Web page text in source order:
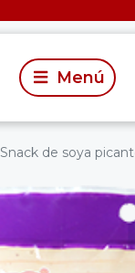
Snack de soya